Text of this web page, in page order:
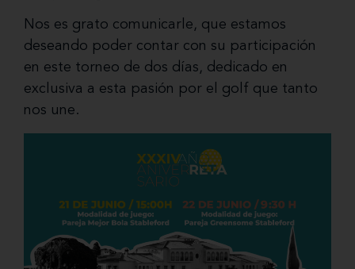
Nos es grato comunicarle, que estamos
deseando poder contar con su participación
en este torneo de dos días, dedicado en
exclusiva a esta pasión por el golf que tanto
nos une.